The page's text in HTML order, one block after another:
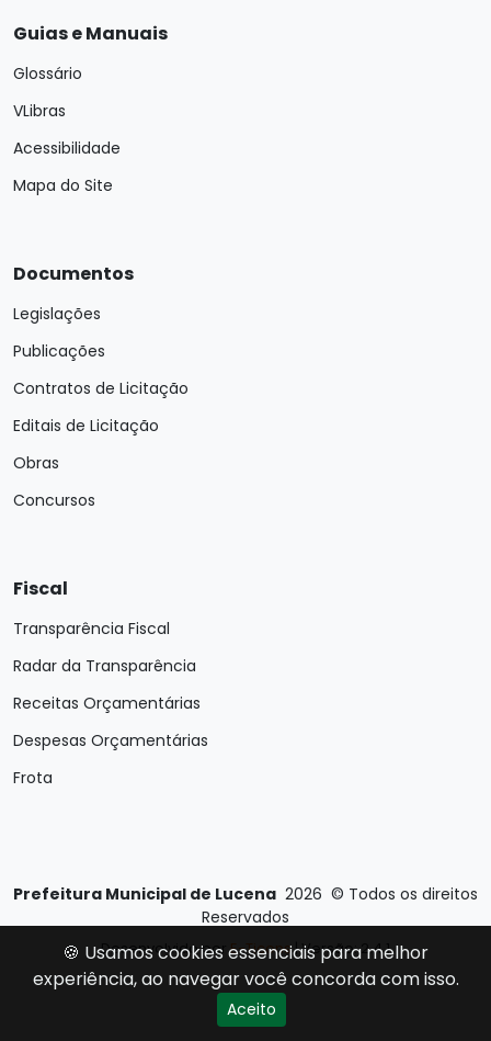
Guias e Manuais
Glossário
VLibras
Acessibilidade
Mapa do Site
Documentos
Legislações
Publicações
Contratos de Licitação
Editais de Licitação
Obras
Concursos
Fiscal
Transparência Fiscal
Radar da Transparência
Receitas Orçamentárias
Despesas Orçamentárias
Frota
Prefeitura Municipal de Lucena 2026 © Todos os direitos
Reservados
Desenvolvido porE-Ticons| Versão: 2.4.1
🍪 Usamos cookies essenciais para melhor
experiência, ao navegar você concorda com isso.
Aceito